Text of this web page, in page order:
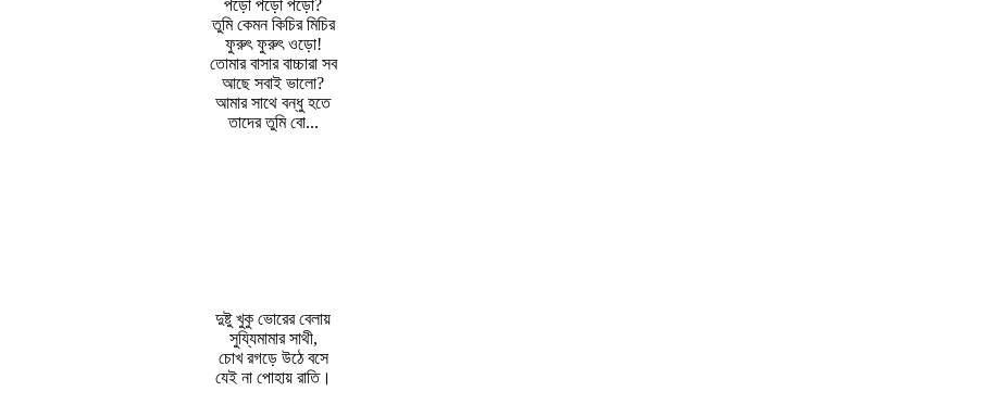
পড়ো পড়ো পড়ো?
তুমি কেমন কিচির মিচির
ফুরুৎ ফুরুৎ ওড়ো!
তোমার বাসার বাচ্চারা সব
আছে সবাই ভালো?
আমার সাথে বন্ধু হতে
তাদের তুমি বো...
দুষ্টু খুকু ভোরের বেলায়
সুয্যিমামার সাথী,
চোখ রগড়ে উঠে বসে
যেই না পোহায় রাতি।